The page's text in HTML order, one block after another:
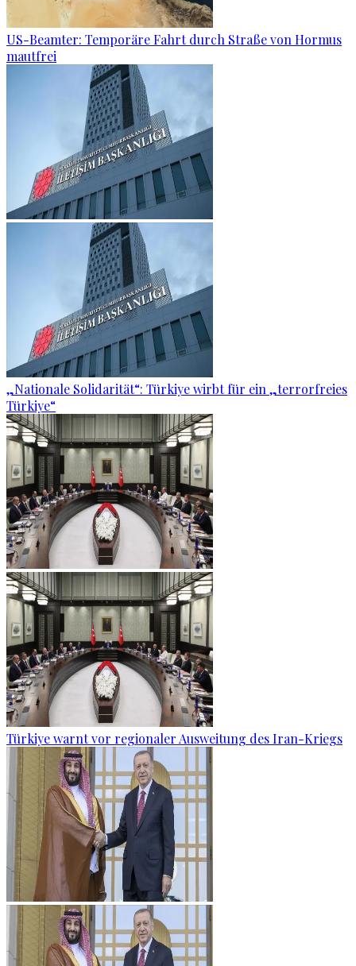
US-Beamter: Temporäre Fahrt durch Straße von Hormus
mautfrei
„Nationale Solidarität“: Türkiye wirbt für ein „terrorfreies
Türkiye“
Türkiye warnt vor regionaler Ausweitung des Iran-Kriegs